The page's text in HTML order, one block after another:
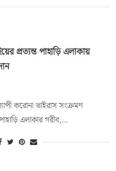
প্রত্যন্ত পাহাড়ি এলাকায়
করোনা ভাইরাস সংক্রমণ
এলাকার গরীব,…